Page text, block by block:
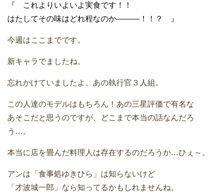
『 これよりいよいよ実食です！！
はたしてその味はどれ程なのか―――！！？ 』
今週はここまでです。
新キャラでましたね。
忘れかけていましたよ、あの執行官３人組。
この人達のモデルはもちろん！あの三星評価で有名な
あそこだと思うのですが、どこまで本当の話なんだろ
う…。
本当に店を畳んだ料理人は存在するのだろうか…ひぇ～。
アンは「食事処ゆきひら」は知らないけど
「才波城一郎」なら知ってるかもしれませんね。